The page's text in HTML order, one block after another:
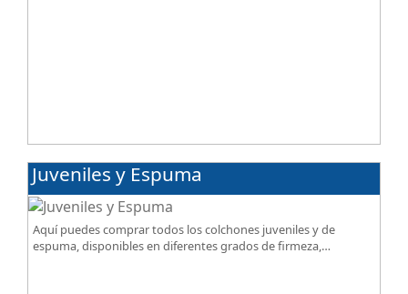
Juveniles y Espuma
Aquí puedes comprar todos los colchones juveniles y de
espuma, disponibles en diferentes grados de firmeza,